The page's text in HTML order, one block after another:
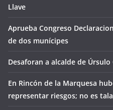
Llave
Aprueba Congreso
de dos munícipes
Desaforan a alcalde de Úrsulo
En Rincón de la Marquesa
representar riesgos; no es